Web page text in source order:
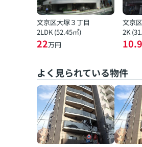
文京区大塚３丁目
2LDK (52.45㎡)
22万円
文京
2K
10.9
よく見られている物件